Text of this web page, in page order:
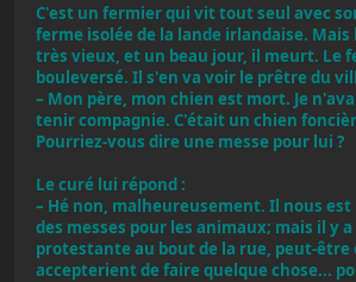
C'est un fermier qui vit tout seul avec
ferme isolée de la lande irlandaise. Mais
très vieux, et un beau jour, il meurt. Le
bouleversé. Il s'en va voir le prêtre du
– Mon père, mon chien est mort. Je
tenir compagnie. C'était un chien
Pourriez-vous dire une messe pour lui ?
Le curé lui répond :
– Hé non, malheureusement. Il nous
des messes pour les animaux; mais il y
protestante au bout de la rue, peut-être
accepterient de faire quelque chose...